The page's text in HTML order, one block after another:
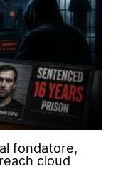
fondatore,
cloud